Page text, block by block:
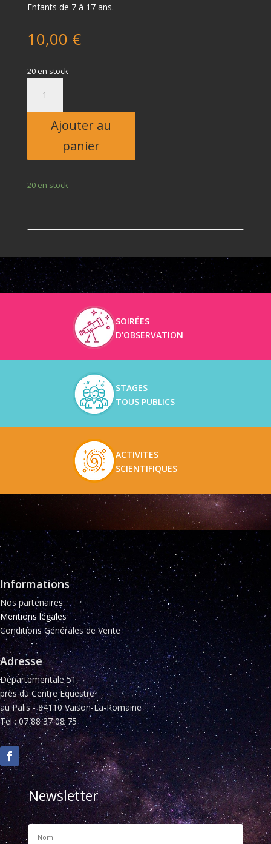
Enfants de 7 à 17 ans.
10,00 €
20 en stock
Enfant
Ajouter au
panier
20 en stock
SOIRÉES
D'OBSERVATION
STAGES
TOUS PUBLICS
ACTIVITES
SCIENTIFIQUES
Informations
Nos partenaires
Mentions légales
Conditions Générales de Vente
Adresse
Départementale 51,
près du Centre Equestre
au Palis - 84110 Vaison-La-Romaine
Tel : 07 88 37 08 75
Newsletter